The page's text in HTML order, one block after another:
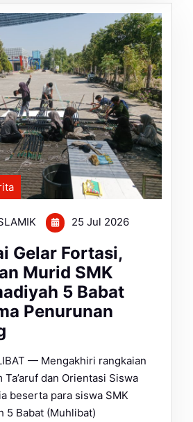
25 Jul 2026
Gelar Fortasi,
Murid SMK
5 Babat
Penurunan
— Mengakhiri rangkaian
Ta’aruf dan Orientasi Siswa
beserta para siswa SMK
5 Babat (Muhlibat)